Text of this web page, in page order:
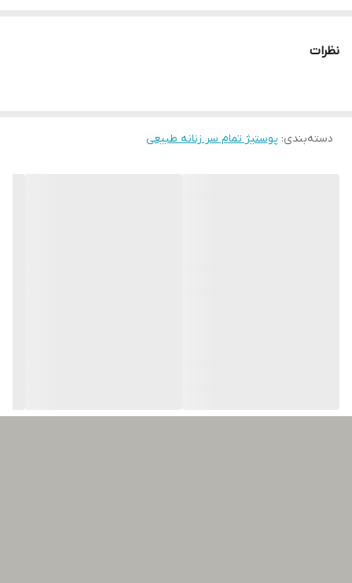
در صورت داشتن سوال میتوانید از پشتیبان های ما راهنمایی دریافت
نظرات
دسته‌بندی: پوستیژ تمام سر زنانه طبیعی